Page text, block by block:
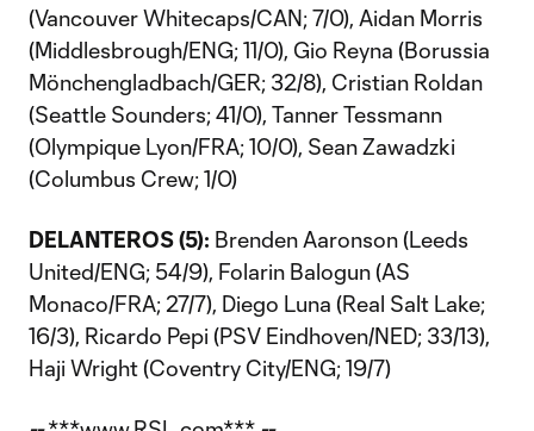
(Vancouver Whitecaps/CAN; 7/0), Aidan Morris
(Middlesbrough/ENG; 11/0), Gio Reyna (Borussia
Mönchengladbach/GER; 32/8), Cristian Roldan
(Seattle Sounders; 41/0), Tanner Tessmann
(Olympique Lyon/FRA; 10/0), Sean Zawadzki
(Columbus Crew; 1/0)
DELANTEROS (5): Brenden Aaronson (Leeds
United/ENG; 54/9), Folarin Balogun (AS
Monaco/FRA; 27/7), Diego Luna (Real Salt Lake;
16/3), Ricardo Pepi (PSV Eindhoven/NED; 33/13),
Haji Wright (Coventry City/ENG; 19/7)